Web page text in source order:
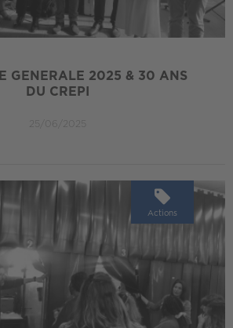
GENERALE 2025 & 30 ANS
DU CREPI
25/06/2025
Actions